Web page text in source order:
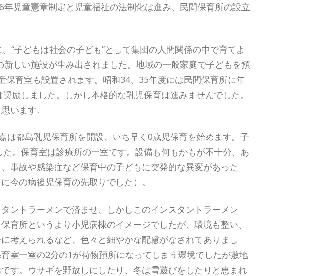
児童憲章制定と児童福祉の法制化は進み、民間保育所の設立
“子どもは社会の子ども”として集団の人間関係の中で育てよ
新しい施設が生み出されました。地域の一般家庭で子どもを預
育室も設置されます。昭和34、35年度には民間保育所に年
励しました。しかし本格的な乳児保育は進みませんでした。
います。
都島乳児保育所を開設、いち早く0歳児保育を始めます。子
。保育室は診療所の一室です。設備も何もかもが不十分、あ
事故や感染症など保育中の子どもに突発的な異変があった
今の病後児保育の先取りでした）。
ントラーメンで済ませ、しかしこのインスタントラーメン
育所というより小児病棟のイメージでしたが、環境も整い、
考えられるなど、色々と細やかな配慮がなされてありまし
室一室の2分の1が荷物預所になってしまう環境でしたが敷地
す。ウサギを野放しにしたり、冬は雪遊びをしたりと恵まれ